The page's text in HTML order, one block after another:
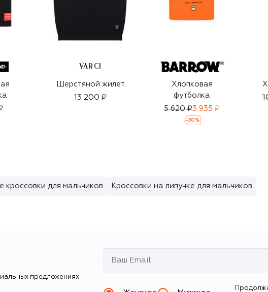
VARCI
Шерстяной жилет
13 200 ₽
Хлопковая
футболка
5 620 ₽3 935 ₽
-30 %
кроссовки для мальчиков Кроссовки на липучке для мальчиков
предложениях